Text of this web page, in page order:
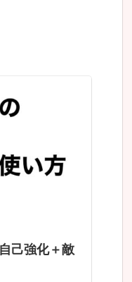
己強化＋敵